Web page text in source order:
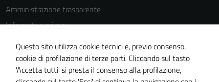
Amministrazione trasparente
Informativa privacy
Cookie Policy
Note legali
Dichiarazione di accessibilità
Questo sito utilizza cookie tecnici e, previo consenso,
cookie di profilazione di terze parti. Cliccando sul tasto
'Accetta tutti' si presta il consenso alla profilazione,